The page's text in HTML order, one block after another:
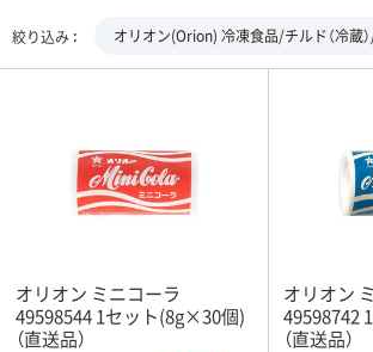
絞り込み オリオン(Orion) 冷凍食品/チルド（冷蔵
オリオン ミニコーラ
49598544 1セット(8g×30個)
（直送品）
オリオン
49598742
（直送品）